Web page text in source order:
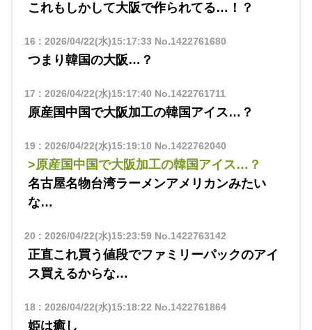
これもしかして大阪で作られてる…！？
16 : 2026/04/22(水)15:17:33 No.1422761680
つまり韓国の大阪…？
17 : 2026/04/22(水)15:17:40 No.1422761711
原産国中国で大阪加工の韓国アイス…？
19: 2026/04/22(水)15:19:10 No.1422762040
>原産国中国で大阪加工の韓国アイス…？
名古屋名物台湾ラーメンアメリカンみたい
な…
20 : 2026/04/22(水)15:23:59No.1422763142
正直これ買う値段でファミリーパックのアイ
ス買えるからな…
18: 2026/04/22(水)15:18:22 No.1422761864
姫は癒し